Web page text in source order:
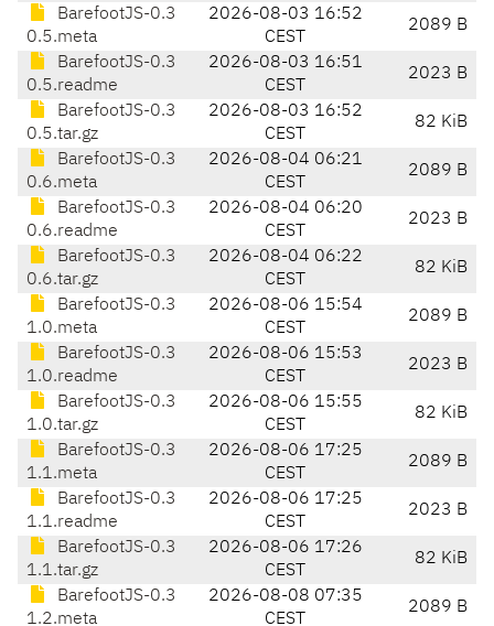
BarefootJS-0.3
0.5.meta
2026-08-03 16:52
CEST
2089 B
BarefootJS-0.3
0.5.readme
2026-08-03 16:51
CEST
2023 B
BarefootJS-0.3
0.5.tar.gz
2026-08-03 16:52
CEST
82 KiB
BarefootJS-0.3
0.6.meta
2026-08-04 06:21
CEST
2089 B
BarefootJS-0.3
0.6.readme
2026-08-04 06:20
CEST
2023 B
BarefootJS-0.3
0.6.tar.gz
2026-08-04 06:22
CEST
82 KiB
BarefootJS-0.3
1.0.meta
2026-08-06 15:54
CEST
2089 B
BarefootJS-0.3
1.0.readme
2026-08-06 15:53
CEST
2023 B
BarefootJS-0.3
1.0.tar.gz
2026-08-06 15:55
CEST
82 KiB
BarefootJS-0.3
1.1.meta
2026-08-06 17:25
CEST
2089 B
BarefootJS-0.3
1.1.readme
2026-08-06 17:25
CEST
2023 B
BarefootJS-0.3
1.1.tar.gz
2026-08-06 17:26
CEST
82 KiB
BarefootJS-0.3
1.2.meta
2026-08-08 07:35
CEST
2089 B